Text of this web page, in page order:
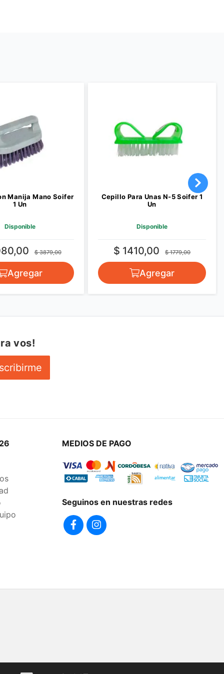
Manija Mano Soifer
1 Un
Disponible
$ 3879,00
Agregar
Cepillo Para Unas N-5 Soifer 1
Un
Disponible
$ 1410,00 $ 1779,00
Agregar
vos!
MEDIOS DE PAGO
Seguinos en nuestras redes